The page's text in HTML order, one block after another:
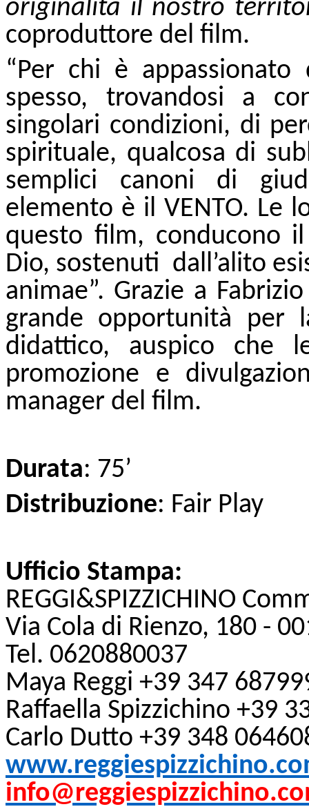
originalità il nostro
coproduttore del film.
“Per chi è
spesso, trovandosi a
singolari condizioni, di
spirituale, qualcosa di
semplici canoni di
elemento è il VENTO. Le
questo film, conducono
Dio, sostenuti dall’alito
animae”. Grazie a
grande opportunità per
didattico, auspico che
promozione e
manager del film.
Durata: 75’
Distribuzione: Fair Play
Ufficio Stampa:
REGGI&SPIZZICHINO
Via Cola di Rienzo, 180 -
Tel. 0620880037
Maya Reggi +39 347
Raffaella Spizzichino +39
Carlo Dutto +39 348